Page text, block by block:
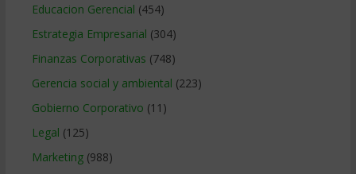
Educacion Gerencial (454)
Estrategia Empresarial (304)
Finanzas Corporativas (748)
Gerencia social y ambiental (223)
Gobierno Corporativo (11)
Legal (125)
Marketing(988)